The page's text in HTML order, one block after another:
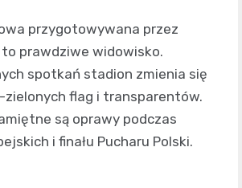
przygotowywana przez
prawdziwe widowisko.
spotkań stadion zmienia się
zielonych flag i transparentów.
są oprawy podczas
i finału Pucharu Polski.